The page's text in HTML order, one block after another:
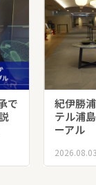
メ
ツ
ーソン
で
紀伊勝
テル浦
ーアル